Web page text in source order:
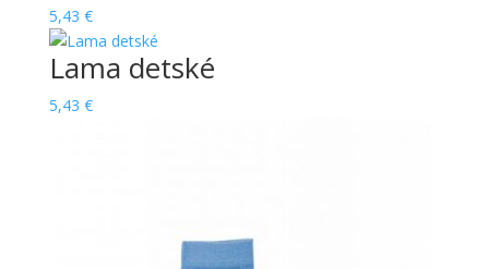
5,43 €
Lama detské
5,43 €